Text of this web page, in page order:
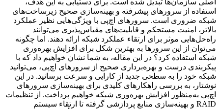
اصلی سازمان‌ها تبدیل شده است. برای دستیابی به این هدف،
استفاده از سرورهای پیشرفته و بهینه‌سازی صحیح زیرساخت‌های
شبکه ضروری است. سرورهای اچ‌پی با ویژگی‌هایی نظیر عملکرد
بالاتر، امنیت مستحکم و قابلیت‌های مقیاس‌پذیری می‌توانند
راه‌حل‌هایی موثر برای ارتقاء عملکرد شبکه ارائه دهند. اما چگونه
می‌توان از این سرورها به بهترین شکل برای افزایش بهره‌وری
شبکه استفاده کرد؟ در این مقاله، به شما نشان خواهیم داد که با
پیکربندی درست و بهره‌برداری صحیح از سرورهای اچ‌پی، می‌توانید
شبکه خود را به سطحی جدید از کارایی و سرعت برسانید. در این
نوشتار، به بررسی راهکارهای کلیدی برای بهینه‌سازی سرورهای
اچ‌پی به‌منظور افزایش بهره‌وری شبکه خواهیم پرداخت. از تنظیمات
RAID و بهینه‌سازی منابع پردازشی گرفته تا ارتقاء سیستم